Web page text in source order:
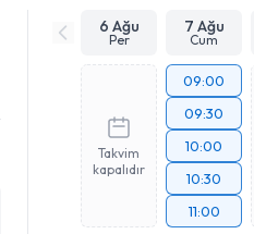
6 Ağu
Per
7 Ağu
Cum
Takvim
kapalıdır
09:00
09:30
10:00
10:30
11:00